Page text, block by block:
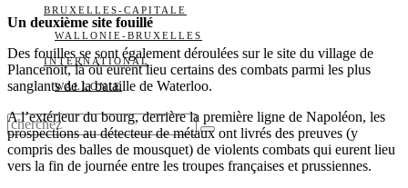
BRUXELLES-CAPITALE
WALLONIE-BRUXELLES
INTERNATIONAL
WALLONIE
Un deuxième site fouillé
Des fouilles se sont également déroulées sur le site du village de
Plancenoit, là où eurent lieu certains des combats parmi les plus
sanglants de la bataille de Waterloo.
A l’extérieur du bourg, derrière la première ligne de Napoléon, les
prospections au détecteur de métaux ont livrés des preuves (y
compris des balles de mousquet) de violents combats qui eurent lieu
vers la fin de journée entre les troupes françaises et prussiennes.